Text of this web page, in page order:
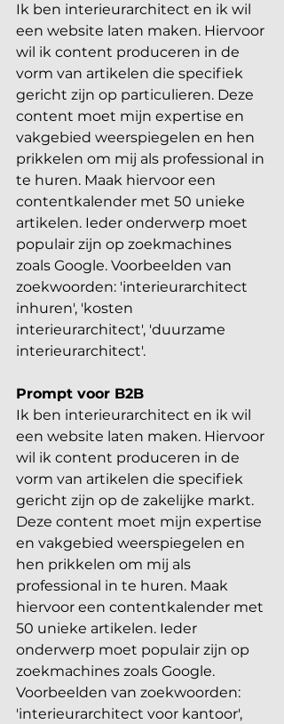
Ik ben interieurarchitect en ik wil
een website laten maken. Hiervoor
wil ik content produceren in de
vorm van artikelen die specifiek
gericht zijn op particulieren. Deze
content moet mijn expertise en
vakgebied weerspiegelen en hen
prikkelen om mij als professional in
te huren. Maak hiervoor een
contentkalender met 50 unieke
artikelen. Ieder onderwerp moet
populair zijn op zoekmachines
zoals Google. Voorbeelden van
zoekwoorden: 'interieurarchitect
inhuren', 'kosten
interieurarchitect', 'duurzame
interieurarchitect'.
Prompt voor B2B
Ik ben interieurarchitect en ik wil
een website laten maken. Hiervoor
wil ik content produceren in de
vorm van artikelen die specifiek
gericht zijn op de zakelijke markt.
Deze content moet mijn expertise
en vakgebied weerspiegelen en
hen prikkelen om mij als
professional in te huren. Maak
hiervoor een contentkalender met
50 unieke artikelen. Ieder
onderwerp moet populair zijn op
zoekmachines zoals Google.
Voorbeelden van zoekwoorden:
'interieurarchitect voor kantoor',